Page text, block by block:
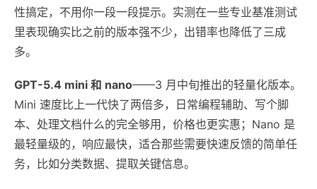
性搞定，不用你一段一段提示。实测在一些专业基准测试
里表现确实比之前的版本强不少，出错率也降低了三成
多。
GPT-5.4 mini 和 nano——3 月中旬推出的轻量化版本。
Mini 速度比上一代快了两倍多，日常编程辅助、写个脚
本、处理文档什么的完全够用，价格也更实惠；Nano 是
最轻量级的，响应最快，适合那些需要快速反馈的简单任
务，比如分类数据、提取关键信息。